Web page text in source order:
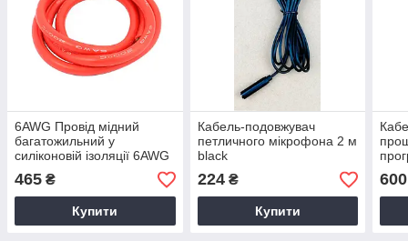
6AWG Провід мідний
багатожильний у
силіконовій ізоляції 6AWG
1 м (червона)
465 ₴
Купити
Кабель-подовжувач
петличного мікрофона 2 м
black
224₴
Купити
600